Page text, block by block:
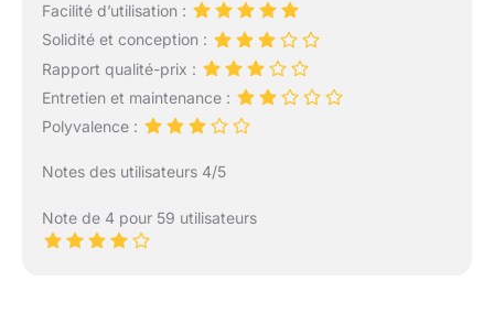
Facilité d’utilisation :
Solidité et conception :
Rapport qualité-prix :
Entretien et maintenance :
Polyvalence :
Notes des utilisateurs 4/5
Note de 4 pour 59 utilisateurs